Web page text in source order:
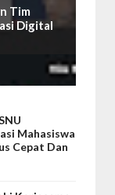
Tim
Digital
Mahasiswa
Cepat Dan